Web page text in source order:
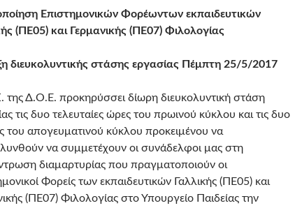
Επιστημονικών Φορέωντων εκπαιδευτικών
(ΠΕ05) και Γερμανικής (ΠΕ07) Φιλολογίας
διευκολυντικής στάσης εργασίας Πέμπτη 25/5/2017
της Δ.Ο.Ε. προκηρύσσει δίωρη διευκολυντική στάση
τις δυο τελευταίες ώρες του πρωινού κύκλου και τις δυο
του απογευματινού κύκλου προκειμένου να
να συμμετέχουν οι συνάδελφοι μας στη
διαμαρτυρίας που πραγματοποιούν οι
Φορείς των εκπαιδευτικών Γαλλικής (ΠΕ05) και
(ΠΕ07) Φιλολογίας στο Υπουργείο Παιδείας την